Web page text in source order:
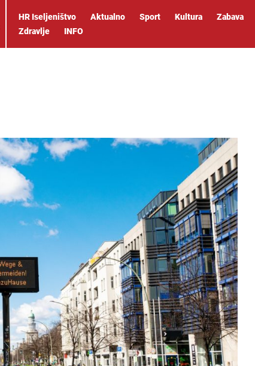
HR Iseljeništvo Aktualno Sport Kultura Zabava
Zdravlje
INFO